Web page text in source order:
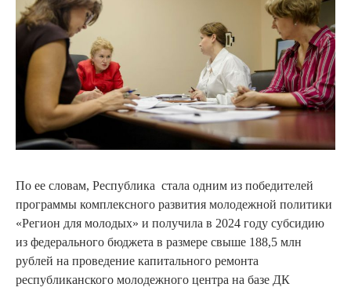
По ее словам, Республика стала одним из победителей
программы комплексного развития молодежной политики
«Регион для молодых» и получила в 2024 году субсидию
из федерального бюджета в размере свыше 188,5 млн
рублей на проведение капитального ремонта
республиканского молодежного центра на базе ДК